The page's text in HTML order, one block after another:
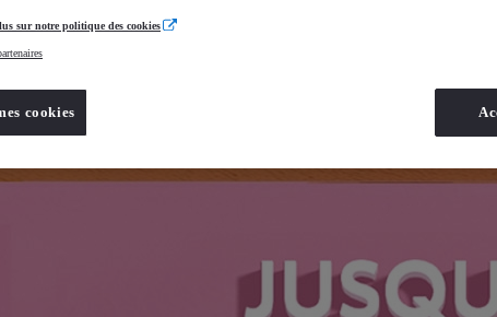
sur notre politique des cookies
cookies